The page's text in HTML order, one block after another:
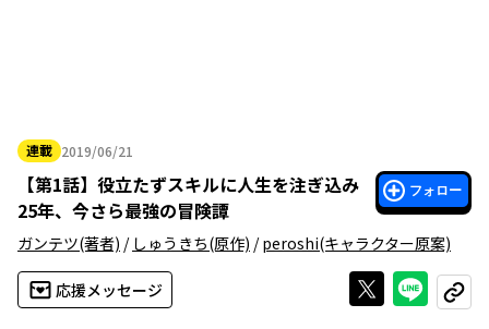
連載 2019/06/21
2019年06月21日
【第1話】 役立たずスキルに人生を注ぎ込み
25年、今さら最強の冒険譚
フォロー
ガンテツ(著者) / しゅうきち(原作) /peroshi(キャラクター原案)
応援メッセージ Xで投稿する
ライン
コピー